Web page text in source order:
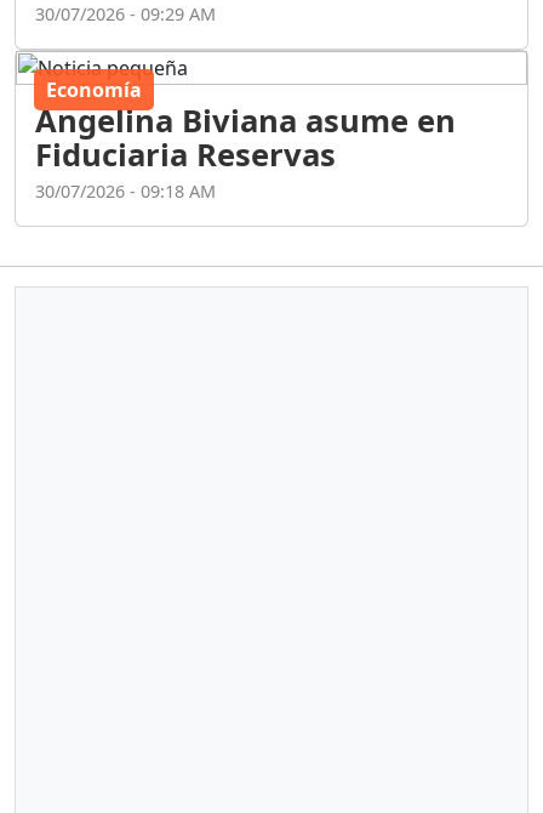
30/07/2026 - 09:29 AM
Economía
Angelina Biviana asume en
Fiduciaria Reservas
30/07/2026 - 09:18 AM